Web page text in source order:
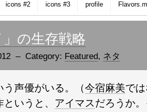
icons #2 icons #3 profile
」の生存戦略
– Category: Featured, ネタ
う声優がいる。（今宿麻美で
いうと、 アイマスだろうか